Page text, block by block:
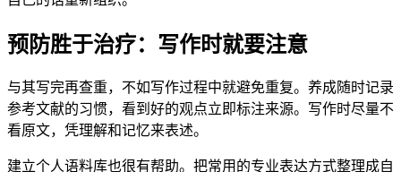
预防胜于治疗：写作时就要注意
与其写完再查重，不如写作过程中就避免重复。养成随时记录
参考文献的习惯，看到好的观点立即标注来源。写作时尽量不
看原文，凭理解和记忆来表述。
建立个人语料库也很有帮助。把常用的专业表达方式整理成自